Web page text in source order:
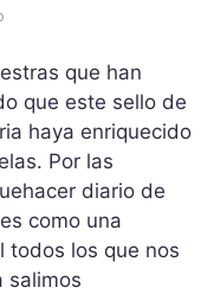
que han
que este sello de
haya enriquecido
Por las
diario de
como una
todos los que nos
salimos